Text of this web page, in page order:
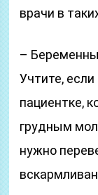
врачи в
–
Учтите,
пациентке,
грудным
нужно